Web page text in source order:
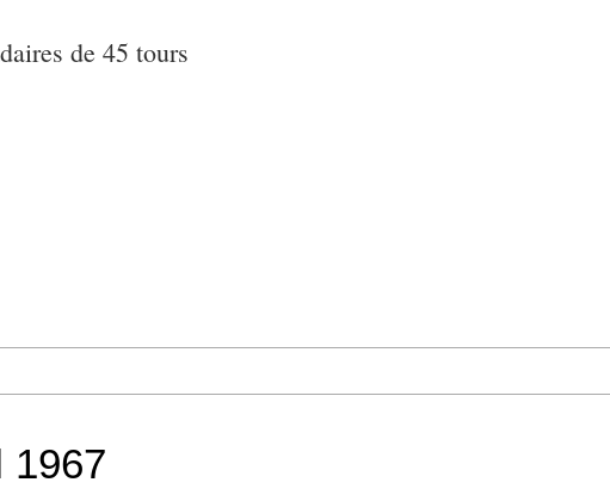
de 45 tours
1967